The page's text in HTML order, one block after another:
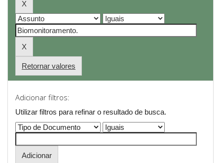
Retornar valores
Adicionar filtros:
Utilizar filtros para refinar o resultado de busca.